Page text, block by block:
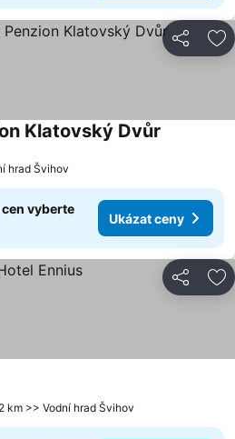
Sdílet
Klatovský Dvůr
hrad Švihov
vyberte
Ukázat ceny
Sdílet
km >> Vodní hrad Švihov